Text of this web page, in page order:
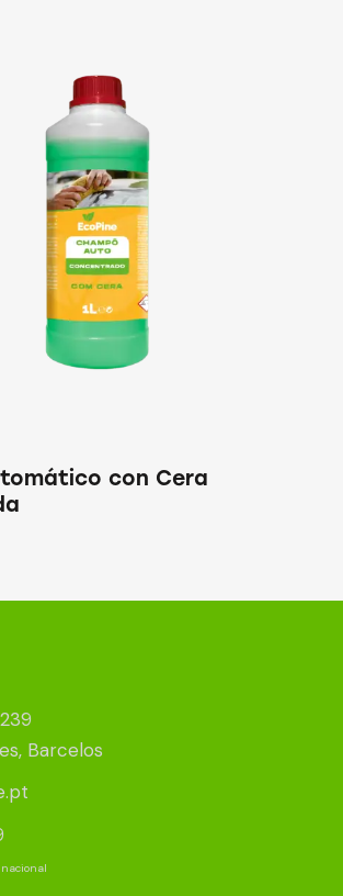
con Cera
Barcelos